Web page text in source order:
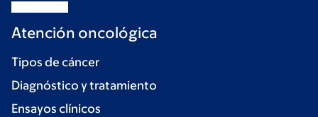
Atención oncológica
Tipos de cáncer
Diagnóstico y tratamiento
Ensayos clínicos